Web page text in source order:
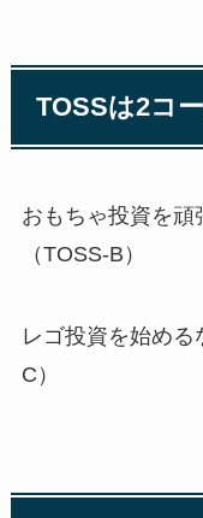
TOSSは2コ
おもちゃ投資を頑
（TOSS-B）
レゴ投資を始め
C）